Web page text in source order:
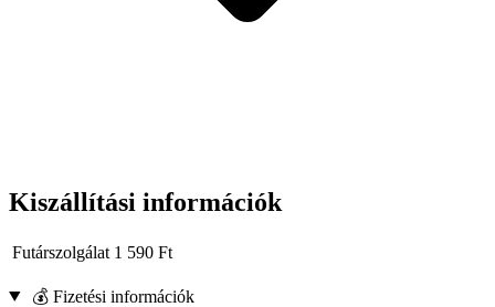
Kiszállítási információk
Futárszolgálat 1 590 Ft
💰 Fizetési információk